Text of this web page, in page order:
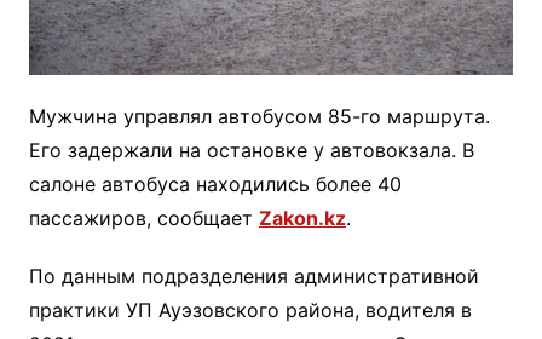
Мужчина управлял автобусом 85-го маршрута.
Его задержали на остановке у автовокзала. В
салоне автобуса находились более 40
пассажиров, сообщает Zakon.kz.
По данным подразделения административной
практики УП Ауэзовского района, водителя в